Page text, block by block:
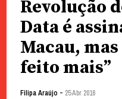
Revolução
Data é
Macau,
feito mais”
Filipa Araújo - 25 Abr 2016